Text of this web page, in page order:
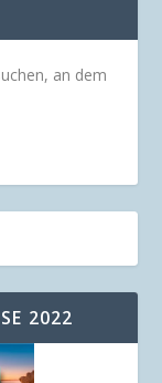
an dem
2022